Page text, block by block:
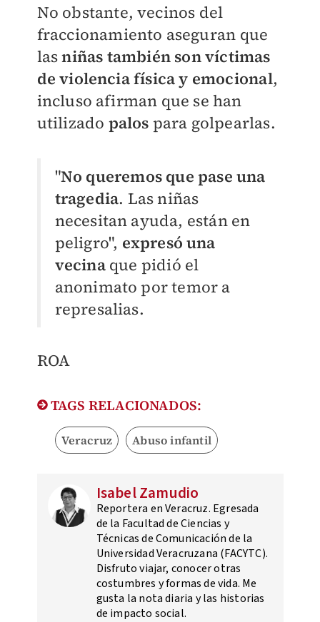
No obstante, vecinos del
fraccionamiento aseguran que
lasniñas también son víctimas
de violencia física y emocional,
incluso afirman que se han
utilizado palos para golpearlas.
"No queremos que pase una
tragedia. Las niñas
necesitan ayuda, están en
peligro", expresó una
vecinaque pidió el
anonimato por temor a
represalias.
ROA
TAGS RELACIONADOS:
Veracruz Abuso infantil
Isabel Zamudio
Reportera en Veracruz. Egresada
de la Facultad de Ciencias y
Técnicas de Comunicación de la
Universidad Veracruzana (FACYTC).
Disfruto viajar, conocer otras
costumbres y formas de vida. Me
gusta la nota diaria y las historias
de impacto social.